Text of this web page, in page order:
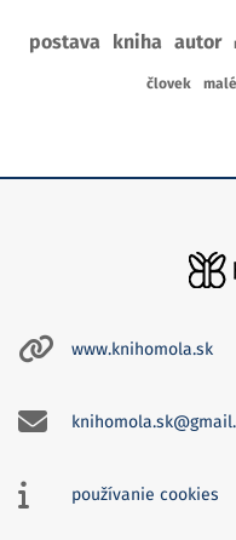
postava kniha autor
človek malé
www.knihomola.sk
používanie cookies